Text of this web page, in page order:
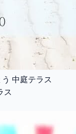
中庭テラス
ス